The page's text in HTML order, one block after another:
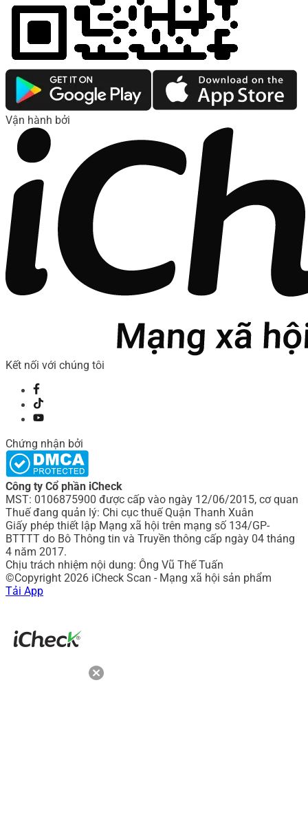
Vận hành bởi
Kết nối với chúng tôi
Chứng nhận bởi
Công ty Cổ phần iCheck
MST: 0106875900 được cấp vào ngày 12/06/2015, cơ quan
Thuế đang quản lý: Chi cục thuế Quận Thanh Xuân
Giấy phép thiết lập Mạng xã hội trên mạng số 134/GP-
BTTTT do Bô Thông tin và Truyền thông cấp ngày 04 tháng
4 năm 2017.
Chịu trách nhiệm nội dung: Ông Vũ Thế Tuấn
©Copyright 2026 iCheck Scan - Mạng xã hội sản phẩm
Tải App